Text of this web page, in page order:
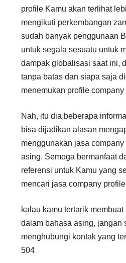
profile Kamu akan terlihat
mengikuti perkembangan
sudah banyak penggunaan
untuk segala sesuatu untuk
dampak globalisasi saat ini,
tanpa batas dan siapa saja
menemukan profile company
Nah, itu dia beberapa
bisa dijadikan alasan
menggunakan jasa
asing. Semoga bermanfaat
referensi untuk Kamu yang
mencari jasa company
kalau kamu tertarik
dalam bahasa asing, jangan
menghubungi kontak yang
504